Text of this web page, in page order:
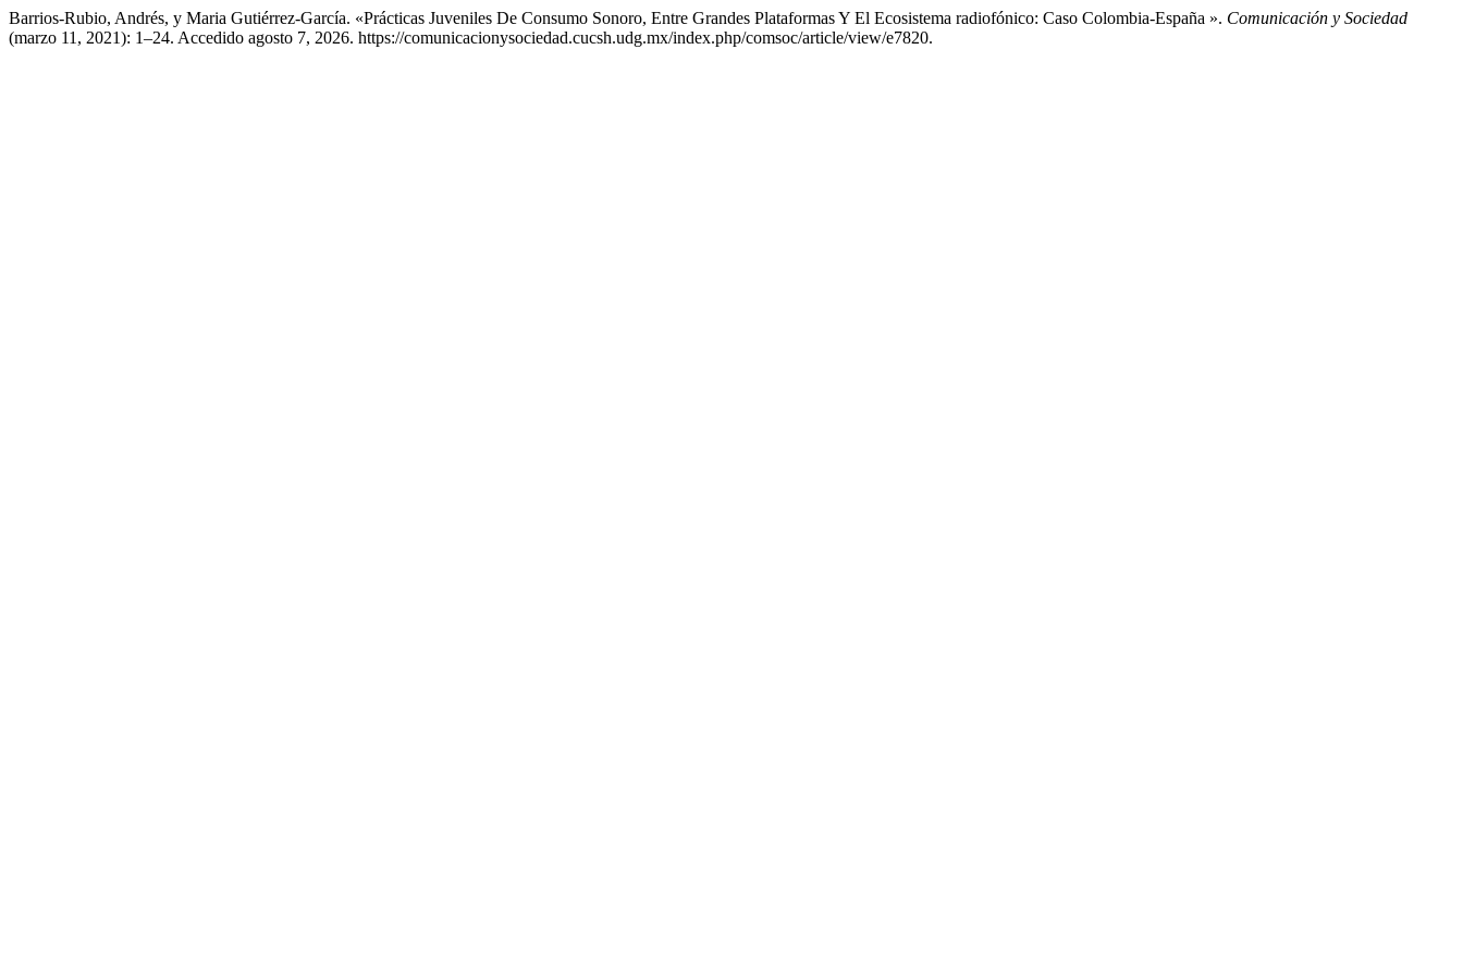
Barrios-Rubio, Andrés, y Maria Gutiérrez-García. «Prácticas Juveniles De Consumo Sonoro, Entre Grandes Plataformas Y El Ecosistema radiofónico: Caso Colombia-España ». Comunicación y Sociedad
(marzo 11, 2021): 1–24. Accedido agosto 7, 2026. https://comunicacionysociedad.cucsh.udg.mx/index.php/comsoc/article/view/e7820.